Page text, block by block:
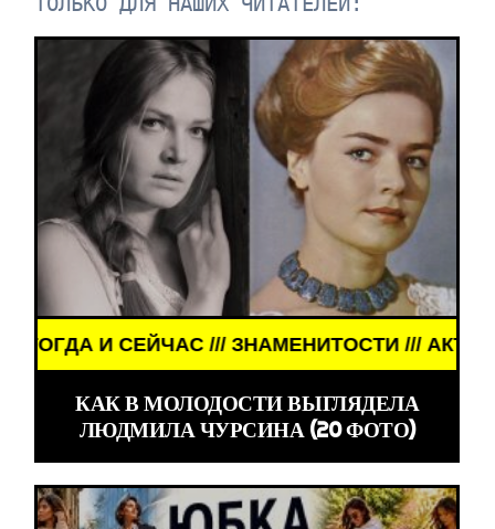
/// АКТЁРЫ ТОГДА И СЕЙЧАС ///
КАК В МОЛОДОСТИ ВЫГЛЯДЕЛА
ЛЮДМИЛА ЧУРСИНА (20 ФОТО)